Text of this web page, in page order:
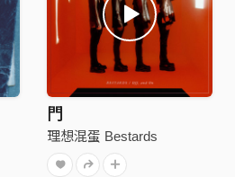
門
理想混蛋 Bestards